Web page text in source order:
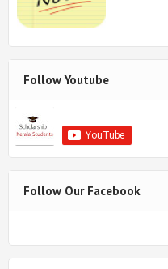
Follow Youtube
Follow Our Facebook